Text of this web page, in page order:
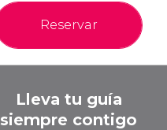
Reservar
Lleva tu guía
siempre contigo